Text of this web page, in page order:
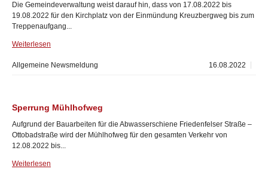
Die Gemeindeverwaltung weist darauf hin, dass von 17.08.2022 bis
19.08.2022 für den Kirchplatz von der Einmündung Kreuzbergweg bis zum
Treppenaufgang...
Weiterlesen
16.08.2022
Allgemeine Newsmeldung
Sperrung Mühlhofweg
Aufgrund der Bauarbeiten für die Abwasserschiene Friedenfelser Straße –
Ottobadstraße wird der Mühlhofweg für den gesamten Verkehr von
12.08.2022 bis...
Weiterlesen